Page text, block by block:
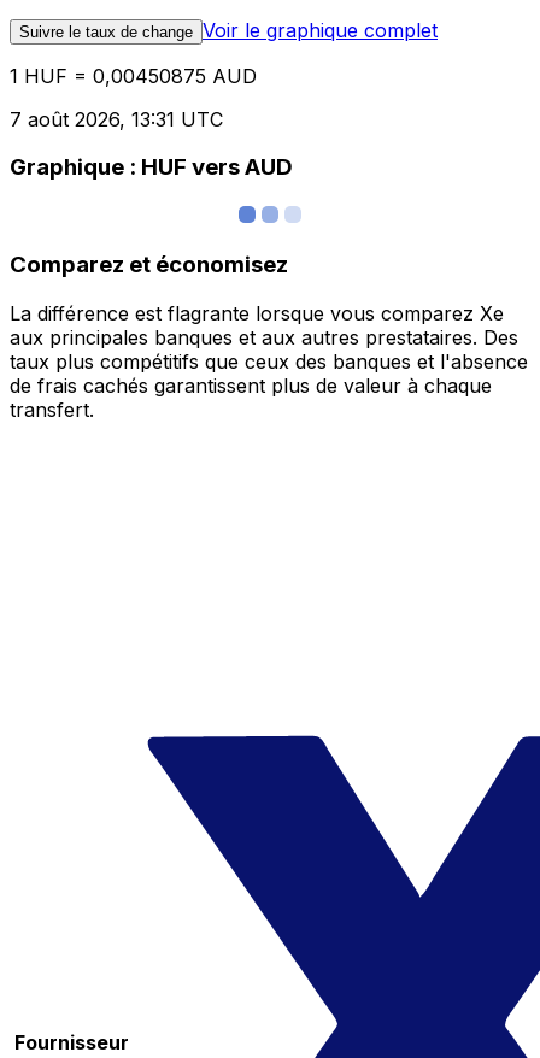
Suivre le taux de change Voir le graphique complet
1 HUF = 0,00450875 AUD
7 août 2026, 13:31 UTC
Graphique : HUF vers AUD
Comparez et économisez
La différence est flagrante lorsque vous comparez Xe
aux principales banques et aux autres prestataires. Des
taux plus compétitifs que ceux des banques et l'absence
de frais cachés garantissent plus de valeur à chaque
transfert.
Fournisseur